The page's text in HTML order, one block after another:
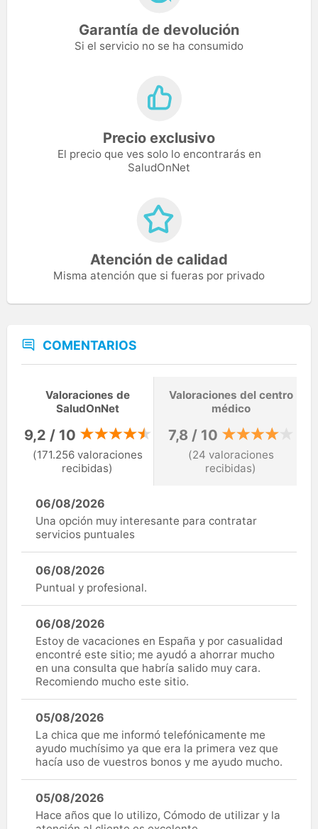
Garantía de devolución
Si el servicio no se ha consumido
Precio exclusivo
El precio que ves solo lo encontrarás en
SaludOnNet
Atención de calidad
Misma atención que si fueras por privado
COMENTARIOS
Valoraciones de
SaludOnNet
9,2 / 10
(171.256 valoraciones
recibidas)
Valoraciones del centro
médico
7,8 / 10
(24 valoraciones
recibidas)
06/08/2026
Una opción muy interesante para contratar
servicios puntuales
06/08/2026
Puntual y profesional.
06/08/2026
Estoy de vacaciones en España y por casualidad
encontré este sitio; me ayudó a ahorrar mucho
en una consulta que habría salido muy cara.
Recomiendo mucho este sitio.
05/08/2026
La chica que me informó telefónicamente me
ayudo muchísimo ya que era la primera vez que
hacía uso de vuestros bonos y me ayudo mucho.
05/08/2026
Hace años que lo utilizo, Cómodo de utilizar y la